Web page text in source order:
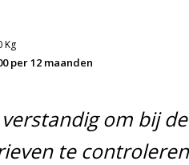
Kg
per 12 maanden
om bij
te